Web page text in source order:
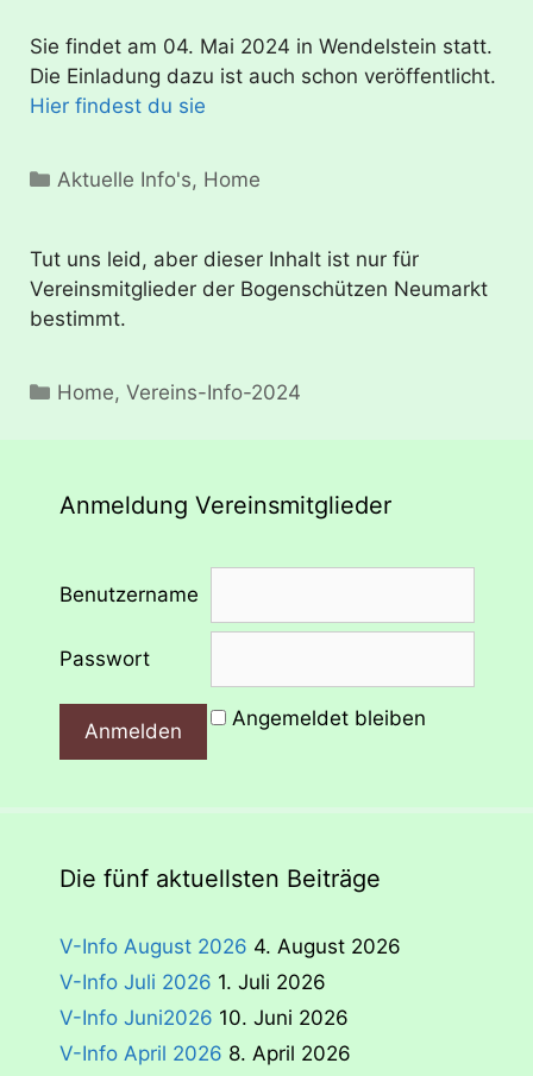
Sie findet am 04. Mai 2024 in Wendelstein statt.
Die Einladung dazu ist auch schon veröffentlicht.
Hier findest du sie
Kategorien
Aktuelle Info's, Home
Tut uns leid, aber dieser Inhalt ist nur für
Vereinsmitglieder der Bogenschützen Neumarkt
bestimmt.
Kategorien
Home,Vereins-Info-2024
Anmeldung Vereinsmitglieder
Benutzername
Passwort
Angemeldet bleiben
Die fünf aktuellsten Beiträge
V-Info August 2026 4. August 2026
V-Info Juli 2026 1. Juli 2026
V-Info Juni2026 10. Juni 2026
V-Info April 2026 8. April 2026